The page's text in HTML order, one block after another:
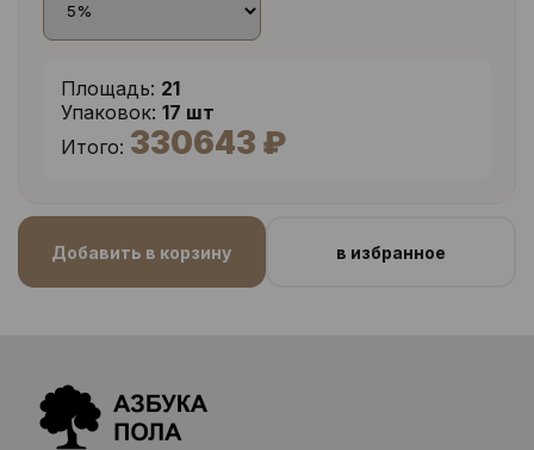
Площадь: 21
Упаковок: 17 шт
Итого: 330643 ₽
Добавить в корзину в избранное